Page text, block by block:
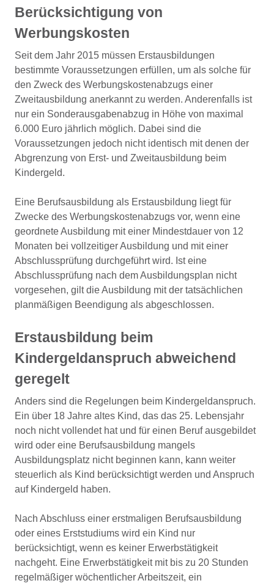
Berücksichtigung von
Werbungskosten
Seit dem Jahr 2015 müssen Erstausbildungen
bestimmte Voraussetzungen erfüllen, um als solche für
den Zweck des Werbungskostenabzugs einer
Zweitausbildung anerkannt zu werden. Anderenfalls ist
nur ein Sonderausgabenabzug in Höhe von maximal
6.000 Euro jährlich möglich. Dabei sind die
Voraussetzungen jedoch nicht identisch mit denen der
Abgrenzung von Erst- und Zweitausbildung beim
Kindergeld.
Eine Berufsausbildung als Erstausbildung liegt für
Zwecke des Werbungskostenabzugs vor, wenn eine
geordnete Ausbildung mit einer Mindestdauer von 12
Monaten bei vollzeitiger Ausbildung und mit einer
Abschlussprüfung durchgeführt wird. Ist eine
Abschlussprüfung nach dem Ausbildungsplan nicht
vorgesehen, gilt die Ausbildung mit der tatsächlichen
planmäßigen Beendigung als abgeschlossen.
Erstausbildung beim
Kindergeldanspruch abweichend
geregelt
Anders sind die Regelungen beim Kindergeldanspruch.
Ein über 18 Jahre altes Kind, das das 25. Lebensjahr
noch nicht vollendet hat und für einen Beruf ausgebildet
wird oder eine Berufsausbildung mangels
Ausbildungsplatz nicht beginnen kann, kann weiter
steuerlich als Kind berücksichtigt werden und Anspruch
auf Kindergeld haben.
Nach Abschluss einer erstmaligen Berufsausbildung
oder eines Erststudiums wird ein Kind nur
berücksichtigt, wenn es keiner Erwerbstätigkeit
nachgeht. Eine Erwerbstätigkeit mit bis zu 20 Stunden
regelmäßiger wöchentlicher Arbeitszeit, ein